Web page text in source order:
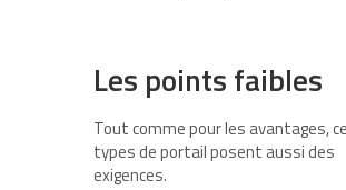
Les points faibles
Tout comme pour les avantages,
types de portail posent aussi des
exigences.